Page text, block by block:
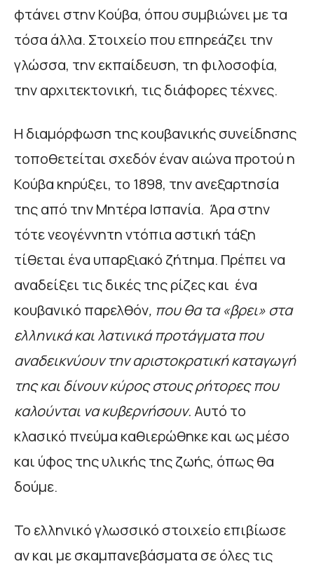
φτάνει στην Κούβα, όπου συμβιώνει με τα
τόσα άλλα. Στοιχείο που επηρεάζει την
γλώσσα, την εκπαίδευση, τη φιλοσοφία,
την αρχιτεκτονική, τις διάφορες τέχνες.
Η διαμόρφωση της κουβανικής συνείδησης
τοποθετείται σχεδόν έναν αιώνα προτού η
Κούβα κηρύξει, το 1898, την ανεξαρτησία
της από την Μητέρα Ισπανία. Άρα στην
τότε νεογέννητη ντόπια αστική τάξη
τίθεται ένα υπαρξιακό ζήτημα. Πρέπει να
αναδείξει τις δικές της ρίζες και ένα
κουβανικό παρελθόν, που θα τα «βρει» στα
ελληνικά και λατινικά προτάγματα που
αναδεικνύουν την αριστοκρατική καταγωγή
της και δίνουν κύρος στους ρήτορες που
καλούνται να κυβερνήσουν. Αυτό το
κλασικό πνεύμα καθιερώθηκε και ως μέσο
και ύφος της υλικής της ζωής, όπως θα
δούμε.
Το ελληνικό γλωσσικό στοιχείο επιβίωσε
αν και με σκαμπανεβάσματα σε όλες τις